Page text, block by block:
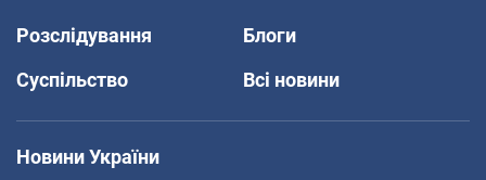
Розслідування
Блоги
Суспільство
Всі новини
Новини України